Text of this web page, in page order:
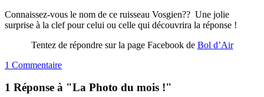
Connaissez-vous le nom de ce ruisseau Vosgien?? Une jolie
surprise à la clef pour celui ou celle qui découvrira la réponse !
Tentez de répondre sur la page Facebook de Bol d’Air
1 Commentaire
1 Réponse à "La Photo du mois !"